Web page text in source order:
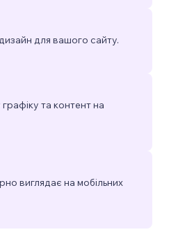
для вашого сайту.
та контент на
виглядає на мобільних